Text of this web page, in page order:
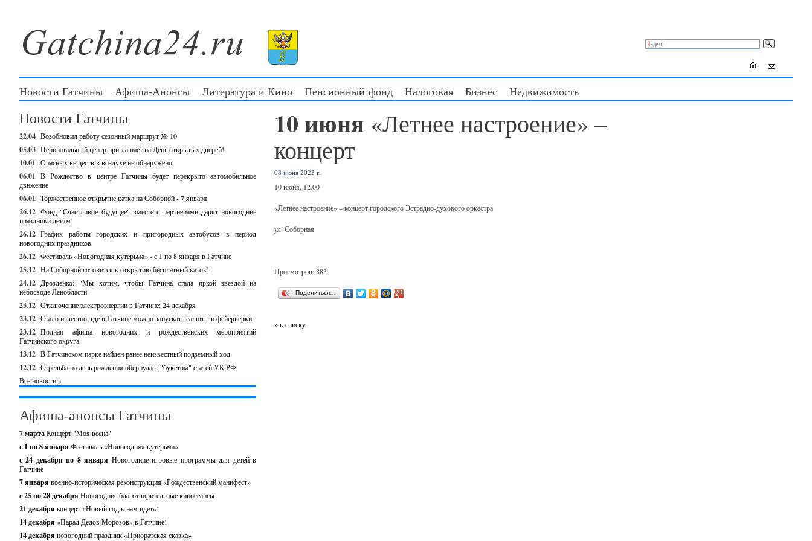
Новости Гатчины Афиша-Анонсы Литература и Кино Пенсионный фонд Налоговая Бизнес Недвижимость
Новости Гатчины
22.04 Возобновил работу сезонный маршрут № 10
05.03 Перинатальный центр приглашает на День открытых дверей!
10.01 Опасных веществ в воздухе не обнаружено
06.01 В Рождество в центре Гатчины будет перекрыто автомобильное
движение
06.01 Торжественное открытие катка на Соборной - 7 января
26.12 Фонд "Счастливое будущее" вместе с партнерами дарят новогодние
праздники детям!
26.12 График работы городских и пригородных автобусов в период
новогодних праздников
26.12 Фестиваль «Новогодняя кутерьма» - с 1 по 8 января в Гатчине
25.12 На Соборной готовится к открытию бесплатный каток!
24.12 Дрозденко: "Мы хотим, чтобы Гатчина стала яркой звездой на
небосводе Ленобласти"
23.12 Отключение электроэнергии в Гатчине: 24 декабря
23.12 Стало известно, где в Гатчине можно запускать салюты и фейерверки
23.12 Полная афиша новогодних и рождественских мероприятий
Гатчинского округа
13.12 В Гатчинском парке найден ранее неизвестный подземный ход
12.12 Стрельба на день рождения обернулась "букетом" статей УК РФ
Все новости »
Афиша-анонсы Гатчины
7 мартаКонцерт "Моя весна"
с 1 по 8 января Фестиваль «Новогодняя кутерьма»
с 24 декабря по 8 января Новогодние игровые программы для детей в
Гатчине
7 января военно-историческая реконструкция «Рождественский манифест»
c 25 по 28 декабря Новогодние благотворительные киносеансы
21 декабря концерт «Новый год к нам идет»!
14 декабря «Парад Дедов Морозов» в Гатчине!
14 декабря новогодний праздник «Приоратская сказка»
10 июня «Летнее настроение» –
концерт
08 июня 2023 г.
10 июня, 12.00
«Летнее настроение» – концерт городского Эстрадно-духового оркестра
ул. Соборная
Просмотров: 883
Поделиться…
» к списку